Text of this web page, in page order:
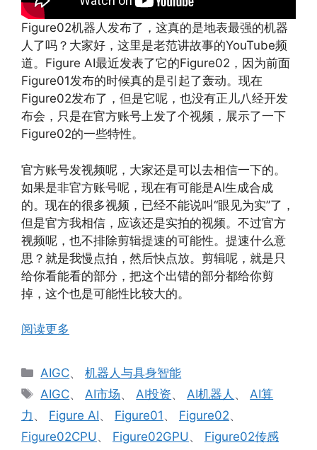
Figure02机器人发布了，这真的是地表最强的机器
人了吗？大家好，这里是老范讲故事的YouTube频
道。Figure AI最近发表了它的Figure02，因为前面
Figure01发布的时候真的是引起了轰动。现在
Figure02发布了，但是它呢，也没有正儿八经开发
布会，只是在官方账号上发了个视频，展示了一下
Figure02的一些特性。
官方账号发视频呢，大家还是可以去相信一下的。
如果是非官方账号呢，现在有可能是AI生成合成
的。现在的很多视频，已经不能说叫“眼见为实”了，
但是官方我相信，应该还是实拍的视频。不过官方
视频呢，也不排除剪辑提速的可能性。提速什么意
思？就是我慢点拍，然后快点放。剪辑呢，就是只
给你看能看的部分，把这个出错的部分都给你剪
掉，这个也是可能性比较大的。
阅读更多
分
类
AIGC、机器人与具身智能
标
签
AIGC、AI市场、AI投资、AI机器人 、AI算
力 、 Figure AI、 Figure01 、 Figure02、
Figure02CPU、 Figure02GPU、 Figure02传感